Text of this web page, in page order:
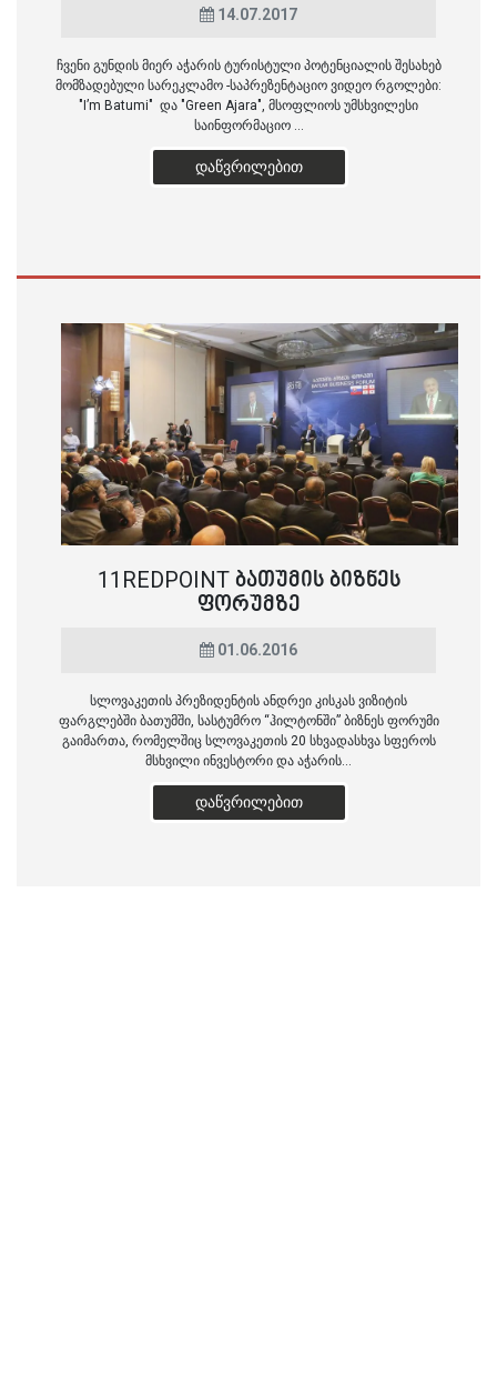
14.07.2017
ჩვენი გუნდის მიერ აჭარის ტურისტული პოტენციალის შესახებ
მომზადებული სარეკლამო -საპრეზენტაციო ვიდეო რგოლები:
"I’m Batumi" და "Green Ajara", მსოფლიოს უმსხვილესი
საინფორმაციო ...
ᲓᲐᲬᲕᲠᲘᲚᲔᲑᲘᲗ
11REDPOINT ᲑᲐᲗᲣᲛᲘᲡ ᲑᲘᲖᲜᲔᲡ
ᲤᲝᲠᲣᲛᲖᲔ
01.06.2016
სლოვაკეთის პრეზიდენტის ანდრეი კისკას ვიზიტის
ფარგლებში ბათუმში, სასტუმრო “ჰილტონში” ბიზნეს ფორუმი
გაიმართა, რომელშიც სლოვაკეთის 20 სხვადასხვა სფეროს
მსხვილი ინვესტორი და აჭარის...
ᲓᲐᲬᲕᲠᲘᲚᲔᲑᲘᲗ